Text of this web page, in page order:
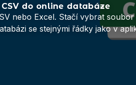
do online databáze
nebo Excel. Stačí vybrat
se stejnými řádky jako v